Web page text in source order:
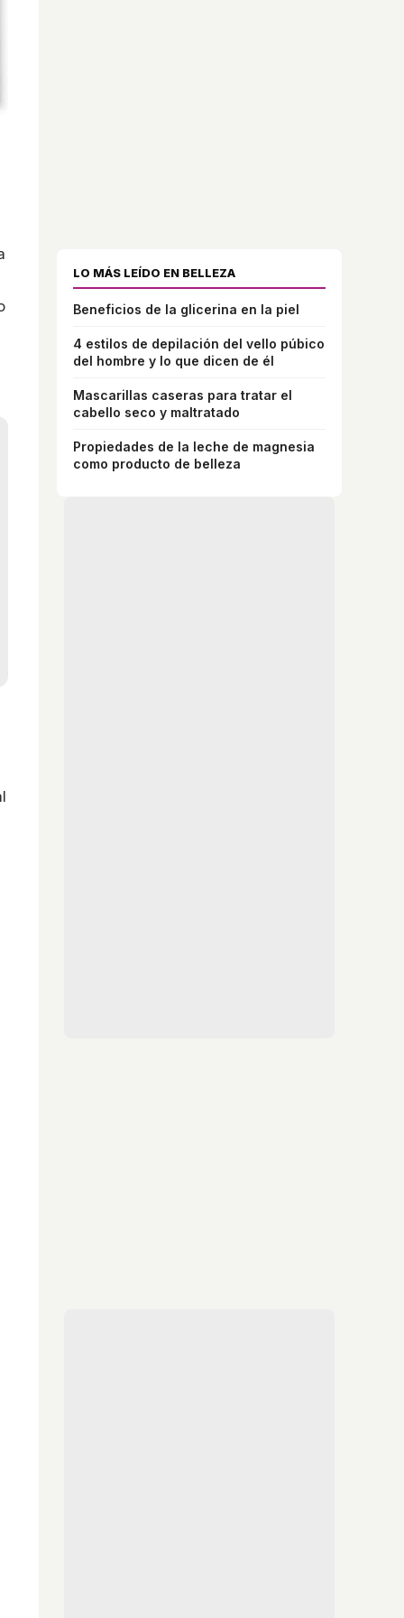
LO MÁS LEÍDO EN BELLEZA
Beneficios de la glicerina en la piel
4 estilos de depilación del vello púbico
del hombre y lo que dicen de él
Mascarillas caseras para tratar el
cabello seco y maltratado
Propiedades de la leche de magnesia
como producto de belleza